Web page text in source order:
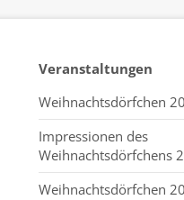
Veranstaltungen
Weihnachtsdörfchen
Impressionen des
Weihnachtsdörfchens
Weihnachtsdörfchen